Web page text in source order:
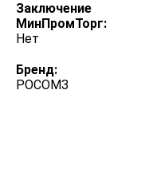
Заключение
МинПромТорг:
Нет
Бренд:
РОСОМЗ